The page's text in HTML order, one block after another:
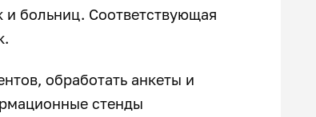
больниц. Соответствующая
обработать анкеты и
стенды